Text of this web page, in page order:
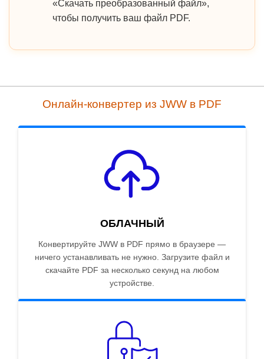
«Скачать преобразованный файл»,
чтобы получить ваш файл PDF.
Онлайн-конвертер из JWW в PDF
ОБЛАЧНЫЙ
Конвертируйте JWW в PDF прямо в браузере —
ничего устанавливать не нужно. Загрузите файл и
скачайте PDF за несколько секунд на любом
устройстве.